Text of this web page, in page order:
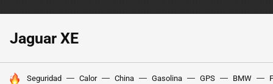
Jaguar XE
HOY SE HABLA DE
Seguridad Calor China Gasolina GPS BMW